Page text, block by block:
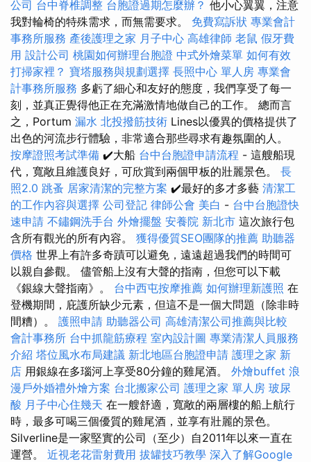
公司 台中脊椎調整 台胞證過期怎麼辦？ 他小心翼翼，注意
我對輪椅的特殊需求，而無需要求。 免費寫訴狀 專業會計
事務所服務 產後護理之家 月子中心 高雄律師 老鼠 假牙費
用 設計公司 桃園如何辦理台胞證 中式外燴菜單 如何有效
打掃家裡？ 寶塔服務與規劃選擇 長照中心 單人房 專業會
計事務所服務 多虧了細心和友好的態度，我們享受了每一
刻，並真正覺得他正在充滿激情地做自己的工作。 總而言
之，Portum 漏水 北投撥筋技術 Lines以優異的價格提供了
出色的河流步行體驗，非常適合那些尋求有趣氛圍的人。
按摩證照考試準備 ✔️大船 台中台胞證申請流程 - 這艘船現
代，寬敞且維護良好，可欣賞到兩個甲板的壯麗景色。 長
照2.0 跳蚤 居家清潔的完整方案 ✔️最好的多才多藝 清潔工
的工作內容與選擇 公司登記 律師公會 美白 - 台中台胞證快
速申請 不鏽鋼洗手台 外燴擺盤 安養院 新北市 這次旅行包
含所有觀光的所有內容。 獲得優質SEO團隊的推薦 助聽器
價格 世界上有許多奇蹟可以避免，遠遠超過我們的時間可
以親自參觀。 儘管船上沒有大聲的​​指南，但您可以下載
《銀線大聲指南》。 台中西屯按摩推薦 如何辦理新護照 在
登機期間，庇護所缺少元素，但這不是一個大問題（除非時
間糟）。 護照申請 助聽器公司 高雄清潔公司推薦與比較
會計事務所 台中抓龍筋療程 室內設計圖 專業清潔人員服務
介紹 塔位風水布局建議 新北地區台胞證申請 護理之家 新
店 用銀線在多瑙河上享受80分鐘的雞​​尾酒。 外燴buffet 浪
漫戶外婚禮外燴方案 台北搬家公司 護理之家 單人房 玻尿
酸 月子中心住幾天 在一艘舒適，寬敞的兩層樓的船上航行
時，最多可喝三個優質的雞尾酒，並享有壯麗的景色。
Silverline是一家堅實的公司（至少）自2011年以來一直在
運營。 近視老花雷射費用 拔罐技巧教學 深入了解Google